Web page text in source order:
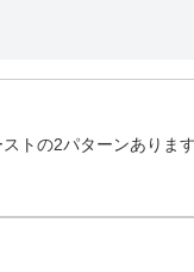
トの2パターンありま